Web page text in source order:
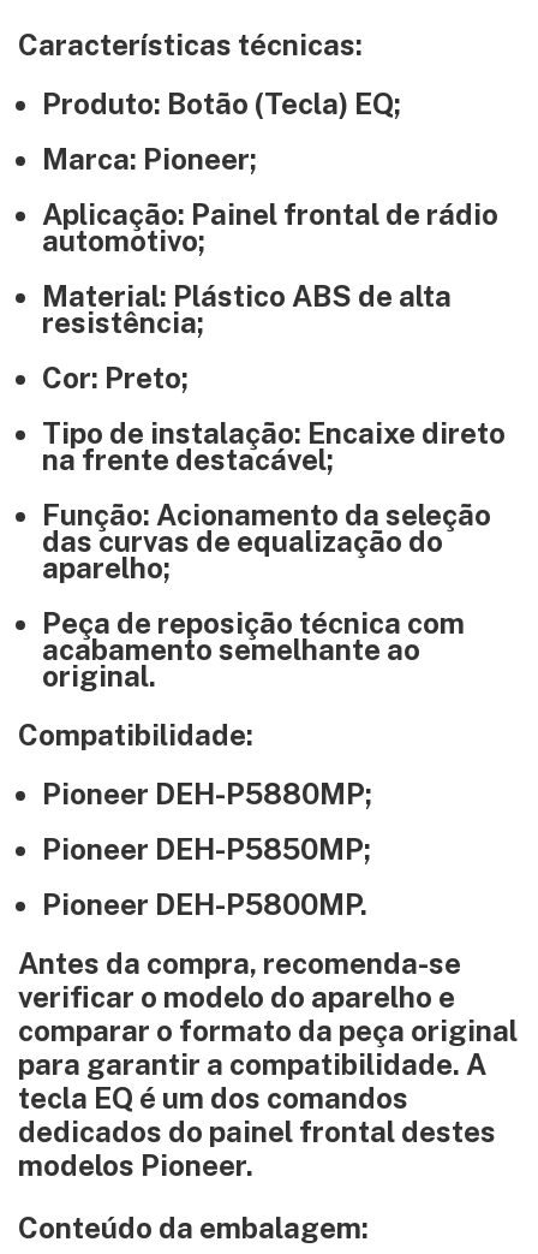
Características técnicas:
Produto: Botão (Tecla) EQ;
Marca: Pioneer;
Aplicação: Painel frontal de rádio
automotivo;
Material: Plástico ABS de alta
resistência;
Cor: Preto;
Tipo de instalação: Encaixe direto
na frente destacável;
Função: Acionamento da seleção
das curvas de equalização do
aparelho;
Peça de reposição técnica com
acabamento semelhante ao
original.
Compatibilidade:
Pioneer DEH-P5880MP;
Pioneer DEH-P5850MP;
Pioneer DEH-P5800MP.
Antes da compra, recomenda-se
verificar o modelo do aparelho e
comparar o formato da peça original
para garantir a compatibilidade. A
tecla EQ é um dos comandos
dedicados do painel frontal destes
modelos Pioneer.
Conteúdo da embalagem: